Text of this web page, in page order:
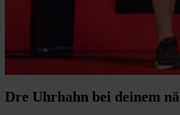
Dre Uhrhahn bei deinem